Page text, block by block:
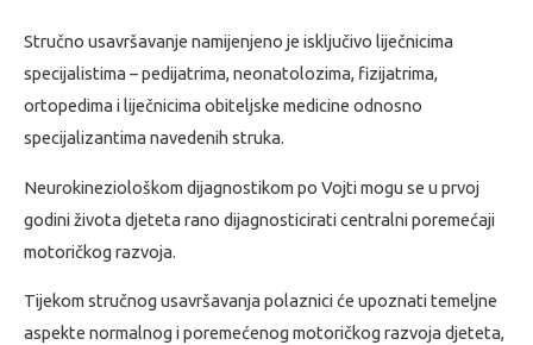
Stručno usavršavanje namijenjeno je isključivo liječnicima
specijalistima – pedijatrima, neonatolozima, fizijatrima,
ortopedima i liječnicima obiteljske medicine odnosno
specijalizantima navedenih struka.
Neurokineziološkom dijagnostikom po Vojti mogu se u prvoj
godini života djeteta rano dijagnosticirati centralni poremećaji
motoričkog razvoja.
Tijekom stručnog usavršavanja polaznici će upoznati temeljne
aspekte normalnog i poremećenog motoričkog razvoja djeteta,